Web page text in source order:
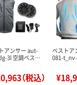
アンサー aut-
3l 空調ベス…
（税込）
ベストア
081-